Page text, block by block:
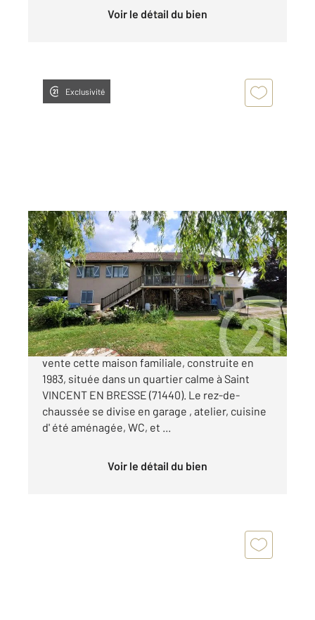
Voir le détail du bien
Exclusivité
ST VINCENT EN BRESSE 71
102,20 m2, 7 pièces
Ref : 2868
Maison à vendre
210 000 €
Century 21 Cœur De Bresse vous présente à la
vente cette maison familiale, construite en
1983, située dans un quartier calme à Saint
VINCENT EN BRESSE (71440). Le rez-de-
chaussée se divise en garage , atelier, cuisine
d' été aménagée, WC, et ...
Voir le détail du bien